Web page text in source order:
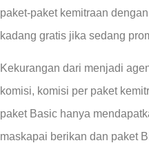
paket-paket kemitraan
kadang gratis jika sedang
Kekurangan dari menjadi
komisi, komisi per paket
paket Basic hanya
maskapai berikan dan paket